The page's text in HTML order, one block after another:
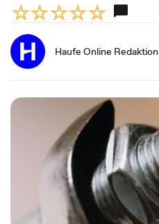
Haufe Online Redaktion